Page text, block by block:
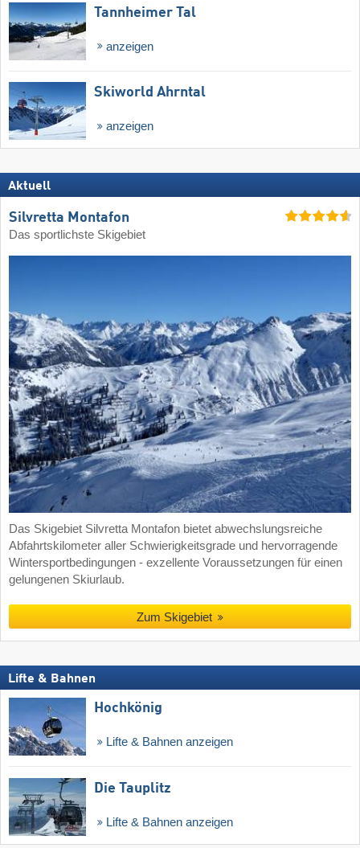
Tannheimer Tal
anzeigen
Skiworld Ahrntal
anzeigen
Aktuell
Silvretta Montafon
Das sportlichste Skigebiet
Das Skigebiet Silvretta Montafon bietet abwechslungsreiche
Abfahrtskilometer aller Schwierigkeitsgrade und hervorragende
Wintersportbedingungen - exzellente Voraussetzungen für einen
gelungenen Skiurlaub.
Zum Skigebiet
Lifte & Bahnen
Hochkönig
Lifte & Bahnen anzeigen
Die Tauplitz
Lifte & Bahnen anzeigen